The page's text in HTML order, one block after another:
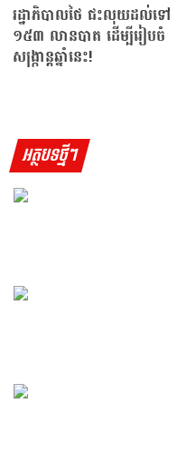
រដ្ឋាភិបាលថៃ ជះលុយដល់ទៅ
១៥៣ លានបាត ដើម្បីរៀបចំ
សង្ក្រាន្តឆ្នាំនេះ!
អត្ថបទថ្មីៗ